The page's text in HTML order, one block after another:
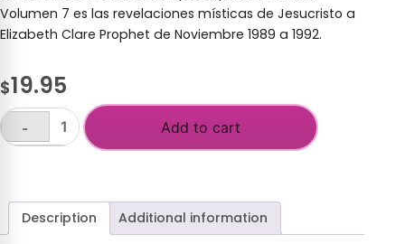
Volumen 7 es las revelaciones místicas de Jesucristo a
Elizabeth Clare Prophet de Noviembre 1989 a 1992.
$19.95
La
quantity
-
Add to cart
Description Additional information